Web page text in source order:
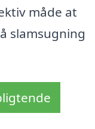
måde at
slamsugning